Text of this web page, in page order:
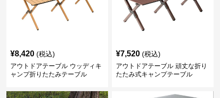
¥8,420 (税込)
アウトドアテーブル ウッディキ
ャンプ折りたたみテーブル
¥7,520 (税込)
アウトドアテーブル 頑丈な折り
たたみ式キャンプテーブル